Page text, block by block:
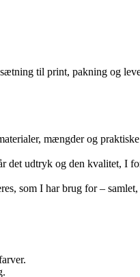
til print, pakning og
mængder og
udtryk og den kvalitet, I
som I har brug for –